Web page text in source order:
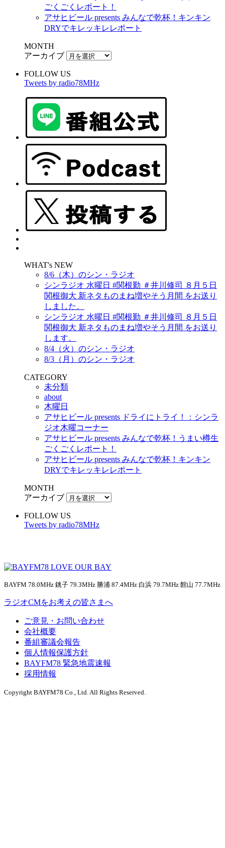
ごくごくレポート！
アサヒビール presents みんなで乾杯！キンキン
DRYでキレッキレレポート
MONTH
アーカイブ
FOLLOW US
Tweets by radio78MHz
WHAT's NEW
8/6（木）のシン・ラジオ
シンラジオ 水曜日 #関根勤 ＃井川修司 ８月５日
関根御大 新ネタものまね増やそう月間 をお送り
しました。
シンラジオ 水曜日 #関根勤 ＃井川修司 ８月５日
関根御大 新ネタものまね増やそう月間 をお送り
します。
8/4（火）のシン・ラジオ
8/3（月）のシン・ラジオ
CATEGORY
未分類
about
木曜日
アサヒビール presents ドライにトライ！：シンラ
ジオ木曜コーナー
アサヒビール presents みんなで乾杯！うまい樽生
ごくごくレポート！
アサヒビール presents みんなで乾杯！キンキン
DRYでキレッキレレポート
MONTH
アーカイブ
FOLLOW US
Tweets by radio78MHz
BAYFM 78.0MHz 銚子 79.3MHz 勝浦 87.4MHz 白浜 79.7MHz 館山 77.7MHz
ラジオCMをお考えの皆さまへ
ご意見・お問い合わせ
会社概要
番組審議会報告
個人情報保護方針
BAYFM78 緊急地震速報
採用情報
Copyright BAYFM78 Co., Ltd. All Rights Reserved.